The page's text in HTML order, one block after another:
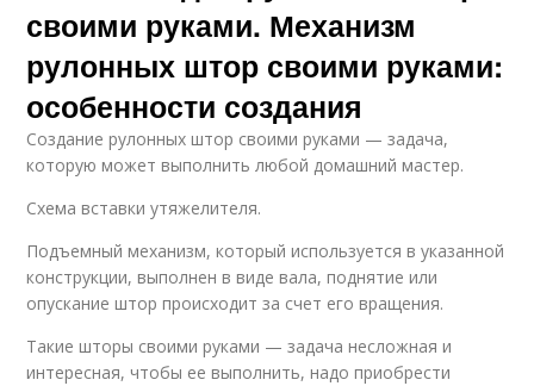
своими руками. Механизм
рулонных штор своими руками:
особенности создания
Создание рулонных штор своими руками — задача,
которую может выполнить любой домашний мастер.
Схема вставки утяжелителя.
Подъемный механизм, который используется в указанной
конструкции, выполнен в виде вала, поднятие или
опускание штор происходит за счет его вращения.
Такие шторы своими руками — задача несложная и
интересная, чтобы ее выполнить, надо приобрести